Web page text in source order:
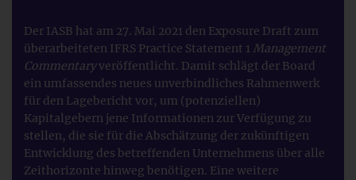
Der IASB hat am 27. Mai 2021 den Exposure Draft zum
überarbeiteten IFRS Practice Statement 1Management
Commentaryveröffentlicht. Damit schlägt der Board
ein umfassendes neues unverbindliches Rahmenwerk
für den Lagebericht vor, um (potenziellen)
Kapitalgebern jene Informationen zur Verfügung zu
stellen, die sie für die Abschätzung der zukünftigen
Entwicklung des betreffenden Unternehmens über alle
Zeithorizonte hinweg benötigen. Eine weitere